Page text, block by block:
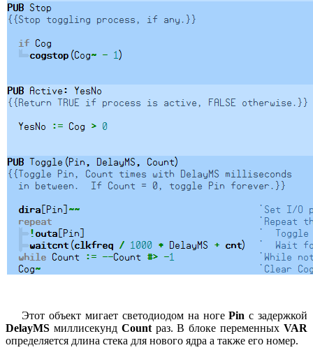
Этот объект мигает светодиодом на ногеPin с задержкой
DelayMS миллисекунд Countраз. В блоке переменныхVAR
определяется длина стека для нового ядра а также его номер.